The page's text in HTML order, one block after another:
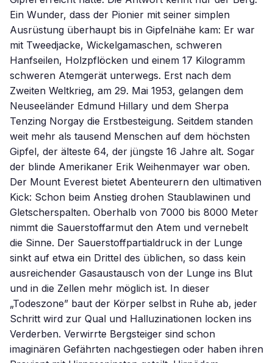
Ein Wunder, dass der Pionier mit seiner simplen
Ausrüstung überhaupt bis in Gipfelnähe kam: Er war
mit Tweedjacke, Wickelgamaschen, schweren
Hanfseilen, Holzpflöcken und einem 17 Kilogramm
schweren Atemgerät unterwegs. Erst nach dem
Zweiten Weltkrieg, am 29. Mai 1953, gelangen dem
Neuseeländer Edmund Hillary und dem Sherpa
Tenzing Norgay die Erstbesteigung. Seitdem standen
weit mehr als tausend Menschen auf dem höchsten
Gipfel, der älteste 64, der jüngste 16 Jahre alt. Sogar
der blinde Amerikaner Erik Weihenmayer war oben.
Der Mount Everest bietet Abenteurern den ultimativen
Kick: Schon beim Anstieg drohen Staublawinen und
Gletscherspalten. Oberhalb von 7000 bis 8000 Meter
nimmt die Sauerstoffarmut den Atem und vernebelt
die Sinne. Der Sauerstoffpartialdruck in der Lunge
sinkt auf etwa ein Drittel des üblichen, so dass kein
ausreichender Gasaustausch von der Lunge ins Blut
und in die Zellen mehr möglich ist. In dieser
„Todeszone” baut der Körper selbst in Ruhe ab, jeder
Schritt wird zur Qual und Halluzinationen locken ins
Verderben. Verwirrte Bergsteiger sind schon
imaginären Gefährten nachgestiegen oder haben ihren